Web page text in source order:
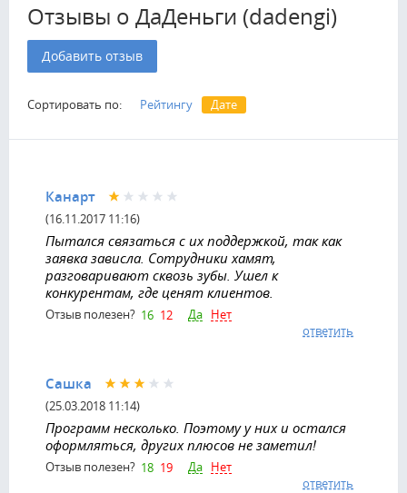
Отзывы о ДаДеньги (dadengi)
Добавить отзыв
Сортировать по: Рейтингу Дате
Канарт
(16.11.2017 11:16)
Пытался связаться с их поддержкой, так как
заявка зависла. Сотрудники хамят,
разговаривают сквозь зубы. Ушел к
конкурентам, где ценят клиентов.
Отзыв полезен? 16 12 Да Нет
ответить
Сашка
(25.03.2018 11:14)
Программ несколько. Поэтому у них и остался
оформляться, других плюсов не заметил!
Отзыв полезен? 18 19 Да Нет
ответить